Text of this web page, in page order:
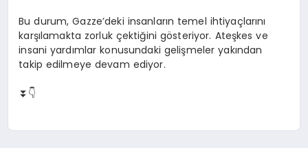
Bu durum, Gazze’deki insanların temel ihtiyaçlarını
karşılamakta zorluk çektiğini gösteriyor. Ateşkes ve
insani yardımlar konusundaki gelişmeler yakından
takip edilmeye devam ediyor.
⏬👇